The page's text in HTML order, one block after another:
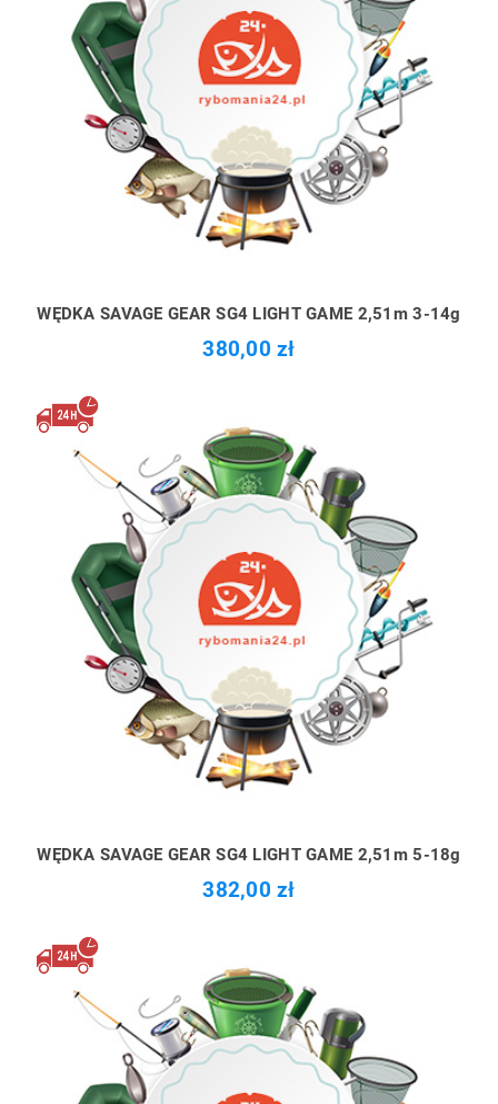
WĘDKA SAVAGE GEAR SG4 LIGHT GAME 2,51m 3-14g
380,00 zł
WĘDKA SAVAGE GEAR SG4 LIGHT GAME 2,51m 5-18g
382,00 zł